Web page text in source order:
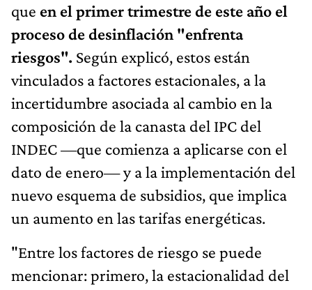
que en el primer trimestre de este año el
proceso de desinflación "enfrenta
riesgos". Según explicó, estos están
vinculados a factores estacionales, a la
incertidumbre asociada al cambio en la
composición de la canasta del IPC del
INDEC —que comienza a aplicarse con el
dato de enero— y a la implementación del
nuevo esquema de subsidios, que implica
un aumento en las tarifas energéticas.
"Entre los factores de riesgo se puede
mencionar: primero, la estacionalidad del